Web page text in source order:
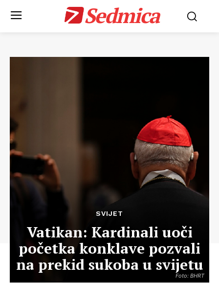
Sedmica
Foto: BHRT
SVIJET
Vatikan: Kardinali uoči
početka konklave pozvali
na prekid sukoba u svijetu